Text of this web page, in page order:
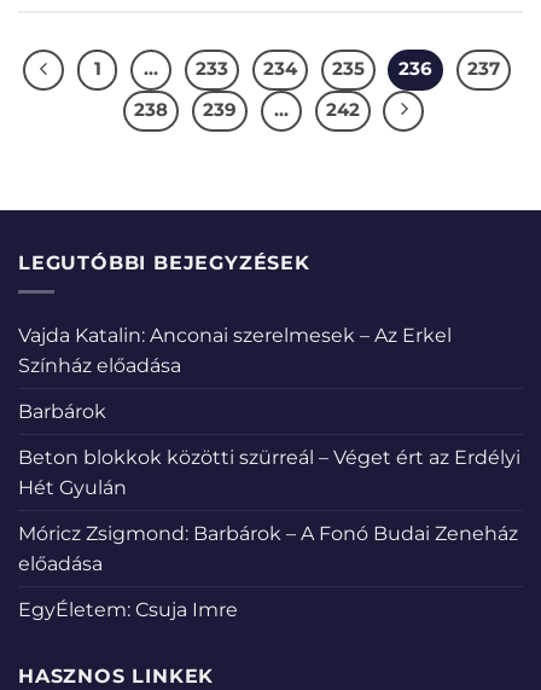
1 … 233 234 235 236
237
238
239 … 242
LEGUTÓBBI BEJEGYZÉSEK
Vajda Katalin: Anconai szerelmesek – Az Erkel
Színház előadása
Barbárok
Beton blokkok közötti szürreál – Véget ért az Erdélyi
Hét Gyulán
Móricz Zsigmond: Barbárok – A Fonó Budai Zeneház
előadása
EgyÉletem: Csuja Imre
HASZNOS LINKEK